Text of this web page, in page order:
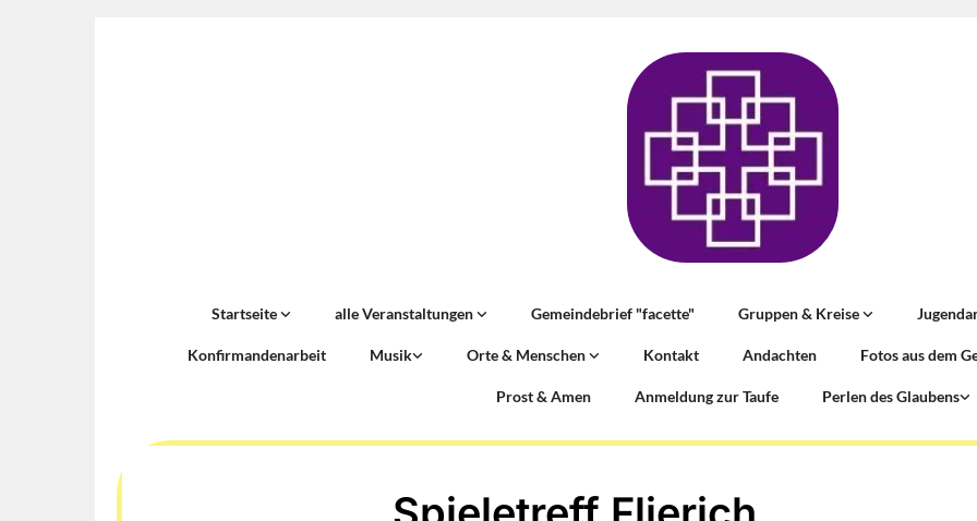
Startseite alle Veranstaltungen Gemeindebrief "facette" Gruppen & Kreise
Konfirmandenarbeit Musik Orte & Menschen Kontakt Andachten Fotos aus dem
Prost & Amen Anmeldung zur Taufe Perlen des Glaubens